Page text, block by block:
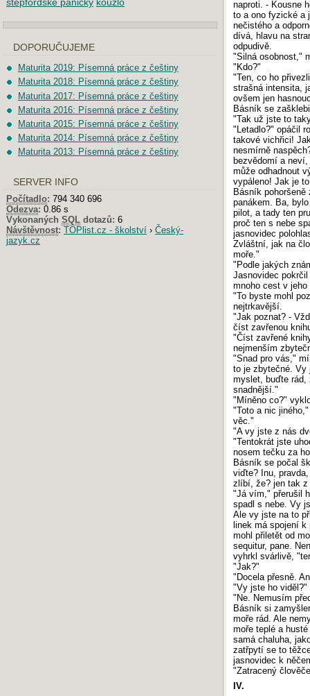
naproti. - Kousne
to a ono fyzické a
nečistého a
dívá, hlavu na
odpudivě.
"Silná osobnost,"
"Kdo?"
"Ten, co ho
strašná intensita,
ovšem jen
Básník se
"Tak už jste to
"Letadlo?" opáčil
takové vichřici!
nesmírně
bezvědomí a
může odhadnout
vypáleno! Jak je
Básník
panákem. Ba,
pilot, a tady ten
proč ten s nebe
jasnovidec
Zvláštní, jak na
moře."
"Podle jakých
Jasnovidec
mnoho cest v
"To byste mohl
nejtrkavější.
"Jak poznat? -
číst zavřenou
"Číst zavřené
nejmenším
"Snad pro vás,"
to je zbytečné. Vy
myslet, buďte rád,
snadnější."
"Míněno co?"
"Toto a nic
věc."
"A vy jste z nás
"Tentokrát jste
nosem tečku za
Básník se počal
viďte? Inu,
zlíbí, že? jen tak z
"Já vím," přerušil
spadl s nebe. Vy
Ale vy jste na to
linek má spojení k
mohl přiletět od
sequitur, pane.
vyhrkl svárlivě,
"Jak?"
"Docela přesně.
"Vy jste ho viděl?"
"Ne. Nemusím
Básník si
moře rád. Ale
moře teplé a
samá chaluha,
zatřpytí se to
jasnovidec k
"Zatracený
IV.
DOPORUČUJEME
Maturita 2019: Písemná práce z češtiny
Maturita 2018: Písemná práce z češtiny
Maturita 2017: Písemná práce z češtiny
Maturita 2016: Písemná práce z češtiny
Maturita 2015: Písemná práce z češtiny
Maturita 2014: Písemná práce z češtiny
Maturita 2013: Písemná práce z češtiny
SERVER INFO
Počítadlo: 794 340 696
Odezva: 0.86 s
Vykonaných SQL dotazů: 6
Návštěvnost: TOPlist.cz - školství › Český-
jazyk.cz